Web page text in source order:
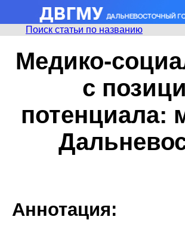
Поиск статьи по названию
Медико-
с
потенциала:
Аннотация: